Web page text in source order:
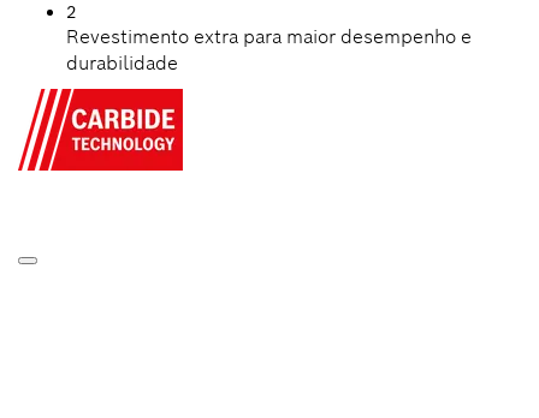
2
Revestimento extra para maior desempenho e
durabilidade